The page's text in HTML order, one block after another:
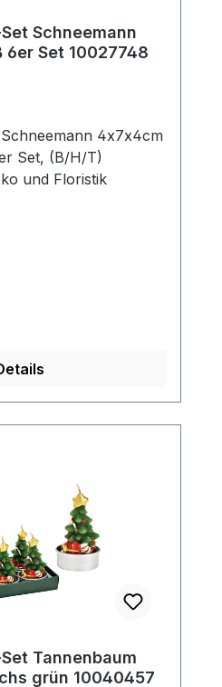
Schneemann
6er Set 10027748
4x7x4cm
Set, (B/H/T)
und Floristik
Tannenbaum
grün 10040457